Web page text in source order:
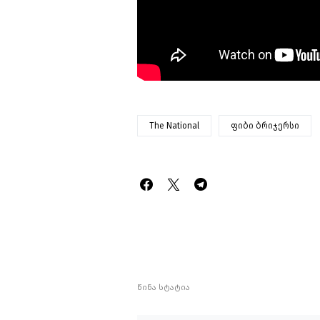
The National ფიბი ბრიჯერსი
წინა სტატია